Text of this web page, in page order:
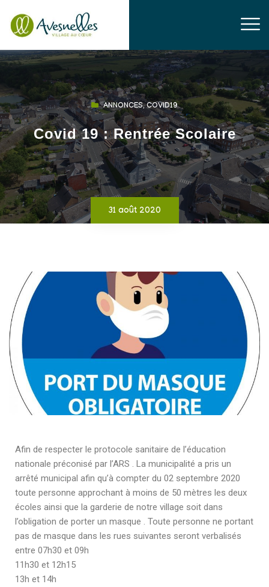
ANNONCES,COVID19
Covid 19 : Rentrée Scolaire
31 août 2020
Afin de respecter le protocole sanitaire de l’éducation
nationale préconisé par l’ARS . La municipalité a pris un
arrêté municipal afin qu’à compter du 02 septembre 2020
toute personne approchant à moins de 50 mètres les deux
écoles ainsi que la garderie de notre village soit dans
l’obligation de porter un masque . Toute personne ne portant
pas de masque dans les rues suivantes seront verbalisés
entre 07h30 et 09h
11h30 et 12h15
13h et 14h